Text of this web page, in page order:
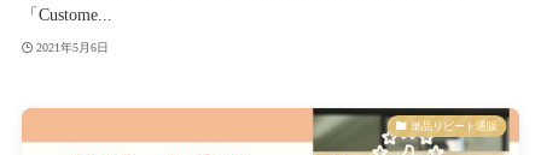
「Custome...
2021年5月6日
単品リピート通販